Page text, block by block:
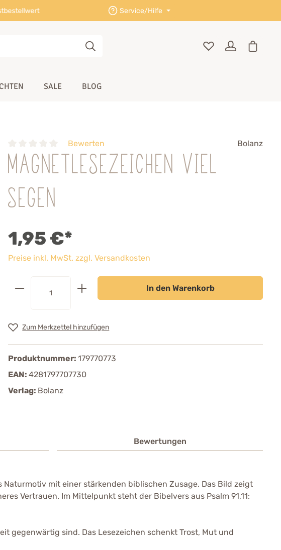
Service/Hilfe
SALE BLOG
Bewerten Bolanz
Magnetlesezeichen Viel
Segen
1,95 €*
Preise inkl. MwSt. zzgl. Versandkosten
In den Warenkorb
Zum Merkzettel hinzufügen
Produktnummer:179770773
EAN:4281797707730
Verlag: Bolanz
Bewertungen
Naturmotiv mit einer stärkenden biblischen Zusage. Das Bild zeigt
Vertrauen. Im Mittelpunkt steht der Bibelvers aus Psalm 91,11:
gegenwärtig sind. Das Lesezeichen schenkt Trost, Mut und